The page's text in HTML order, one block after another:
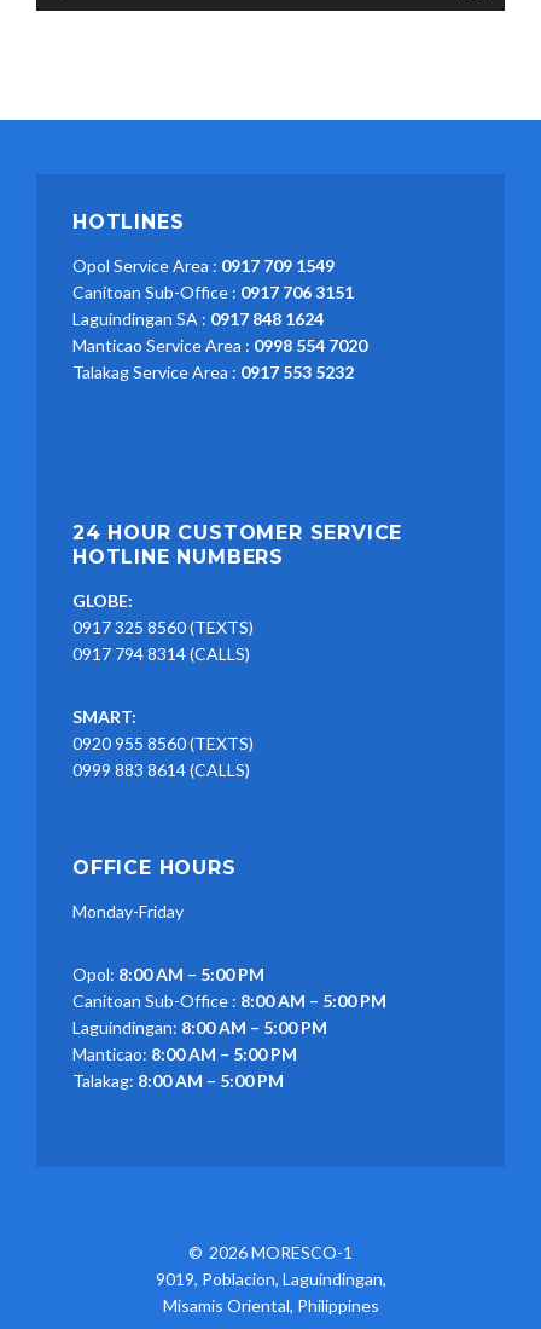
HOTLINES
Opol Service Area : 0917 709 1549
Canitoan Sub-Office : 0917 706 3151
Laguindingan SA : 0917 848 1624
Manticao Service Area : 0998 554 7020
Talakag Service Area : 0917 553 5232
24 HOUR CUSTOMER SERVICE
HOTLINE NUMBERS
GLOBE:
0917 325 8560 (TEXTS)
0917 794 8314 (CALLS)
SMART:
0920 955 8560 (TEXTS)
0999 883 8614 (CALLS)
OFFICE HOURS
Monday-Friday
Opol: 8:00 AM – 5:00 PM
Canitoan Sub-Office : 8:00 AM – 5:00 PM
Laguindingan: 8:00 AM – 5:00 PM
Manticao: 8:00 AM – 5:00 PM
Talakag: 8:00 AM – 5:00 PM
2026 MORESCO-1
9019, Poblacion, Laguindingan,
Misamis Oriental, Philippines